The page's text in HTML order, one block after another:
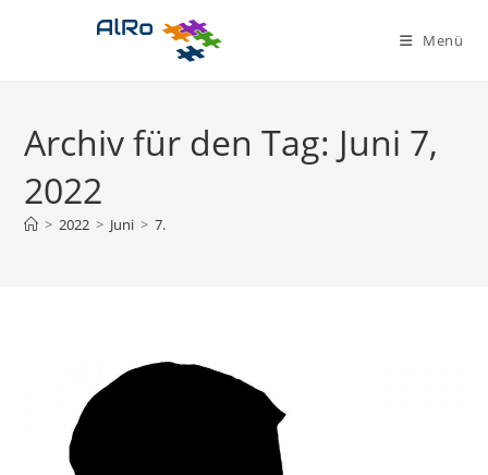
Menü
Archiv für den Tag: Juni 7,
2022
> 2022 > Juni > 7.